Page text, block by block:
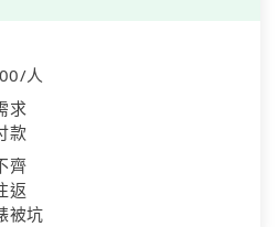
人
求
款
齊
返
被坑